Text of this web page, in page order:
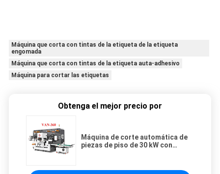
Máquina que corta con tintas de la etiqueta de la etiqueta
engomada
Máquina que corta con tintas de la etiqueta auta-adhesivo
Máquina para cortar las etiquetas
Obtenga el mejor precio por
Máquina de corte automática de
piezas de piso de 30 kW con